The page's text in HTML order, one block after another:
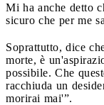
Mi ha anche detto
sicuro che per me
Soprattutto, dice
morte, è
possibile. Che
racchiuda un
morirai mai'”.